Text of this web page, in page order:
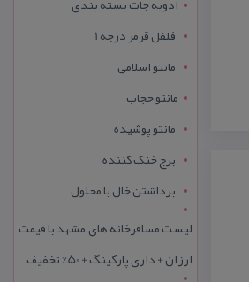
فلفل قرمز درجه 1
مانتو اسلامی
مانتو حجاب
مانتو پوشیده
برج خنک کننده
برداشتن خال با محلول
لیست مسافرخانه های مشهد با قیمت
ارزان + داری پارکینگ + 50% تخفیف